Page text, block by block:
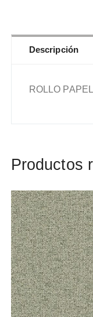
Descripción
ROLLO
Productos